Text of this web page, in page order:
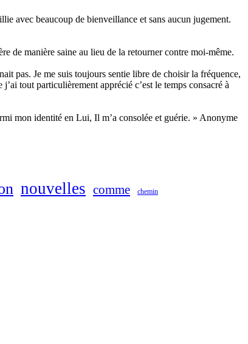
avec beaucoup de bienveillance et sans aucun jugement.
de manière saine au lieu de la retourner contre moi-même.
pas. Je me suis toujours sentie libre de choisir la fréquence,
tout particulièrement apprécié c’est le temps consacré à
mon identité en Lui, Il m’a consolée et guérie. » Anonyme
nouvelles comme chemin